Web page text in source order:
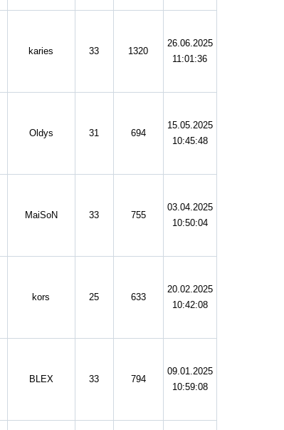
karies 33 1320
26.06.2025
11:01:36
Oldys 31 694
15.05.2025
10:45:48
MaiSoN 33 755
03.04.2025
10:50:04
kors 25 633
20.02.2025
10:42:08
BLEX 33 794
09.01.2025
10:59:08